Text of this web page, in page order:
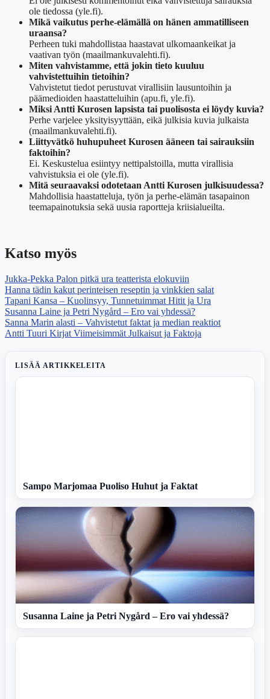
ole tiedossa (yle.fi).
Mikä vaikutus perhe-elämällä on hänen ammatilliseen
uraansa?
Perheen tuki mahdollistaa haastavat ulkomaankeikat ja
vaativan työn (maailmankuvalehti.fi).
Miten vahvistamme, että jokin tieto kuuluu
vahvistettuihin tietoihin?
Vahvistetut tiedot perustuvat virallisiin lausuntoihin ja
päämedioiden haastatteluihin (apu.fi, yle.fi).
Miksi Antti Kurosen lapsista tai puolisosta ei löydy kuvia?
Perhe varjelee yksityisyyttään, eikä julkisia kuvia julkaista
(maailmankuvalehti.fi).
Liittyvätkö huhupuheet Kurosen ääneen tai sairauksiin
faktoihin?
Ei. Keskustelua esiintyy nettipalstoilla, mutta virallisia
vahvistuksia ei ole (yle.fi).
Mitä seuraavaksi odotetaan Antti Kurosen julkisuudessa?
Mahdollisia haastatteluja, työn ja perhe-elämän tasapainon
teemapainotuksia sekä uusia raportteja kriisialueilta.
Katso myös
Jukka-Pekka Palon pitkä ura teatterista elokuviin
Hanna tädin kakut perinteisen reseptin ja vinkkien salat
Tapani Kansa – Kuolinsyy, Tunnetuimmat Hitit ja Ura
Susanna Laine ja Petri Nygård – Ero vai yhdessä?
Sanna Marin alasti – Vahvistetut faktat ja median reaktiot
Antti Tuuri Kirjat Viimeisimmät Julkaisut ja Faktoja
LISÄÄ ARTIKKELEITA
Sampo Marjomaa Puoliso Huhut ja Faktat
Susanna Laine ja Petri Nygård – Ero vai yhdessä?